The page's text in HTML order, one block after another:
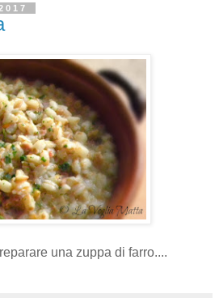
una zuppa di farro....